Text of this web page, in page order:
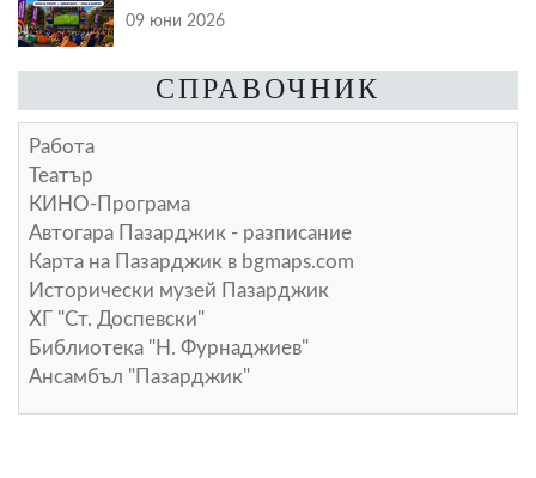
09 юни 2026
СПРАВОЧНИК
Работа
Театър
КИНО-Програма
Автогара Пазарджик - разписание
Карта на Пазарджик в bgmaps.com
Исторически музей Пазарджик
ХГ "Ст. Доспевски"
Библиотека "Н. Фурнаджиев"
Ансамбъл "Пазарджик"